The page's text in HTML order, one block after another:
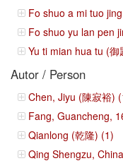
Fo shuo a mi tuo
Fo shuo yu lan pen
Yu ti mian hua tu (御
Autor / Person
Chen, Jiyu (陳寂裕)
Fang, Guancheng,
Qianlong (乾隆) (1)
Qing Shengzu,